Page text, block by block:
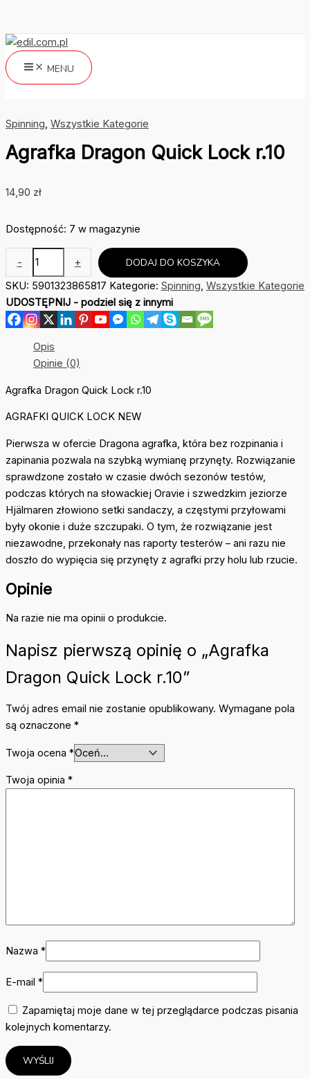
treści
MENU
Spinning, Wszystkie Kategorie
Agrafka Dragon Quick Lock r.10
14,90 zł
Dostępność: 7 w magazynie
-
Dragon
Quick
Lock
+ DODAJ DO KOSZYKA
SKU: 5901323865817 Kategorie: Spinning, Wszystkie Kategorie
UDOSTĘPNIJ - podziel się z innymi
Opis
Opinie (0)
Agrafka Dragon Quick Lock r.10
AGRAFKI QUICK LOCK NEW
Pierwsza w ofercie Dragona agrafka, która bez rozpinania i
zapinania pozwala na szybką wymianę przynęty. Rozwiązanie
sprawdzone zostało w czasie dwóch sezonów testów,
podczas których na słowackiej Oravie i szwedzkim jeziorze
Hjälmaren złowiono setki sandaczy, a częstymi przyłowami
były okonie i duże szczupaki. O tym, że rozwiązanie jest
niezawodne, przekonały nas raporty testerów – ani razu nie
doszło do wypięcia się przynęty z agrafki przy holu lub rzucie.
Opinie
Na razie nie ma opinii o produkcie.
Napisz pierwszą opinię o „Agrafka
Dragon Quick Lock r.10”
Twój adres email nie zostanie opublikowany. Wymagane pola
są oznaczone *
Twoja ocena *
Twoja opinia *
Nazwa *
E-mail *
Zapamiętaj moje dane w tej przeglądarce podczas pisania
kolejnych komentarzy.